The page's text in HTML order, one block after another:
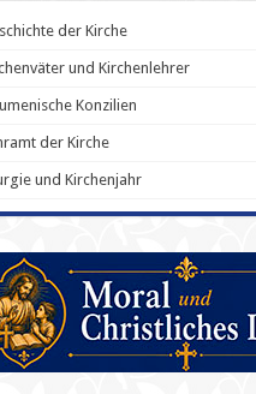
der Kirche
und Kirchenlehrer
Konzilien
der Kirche
und Kirchenjahr